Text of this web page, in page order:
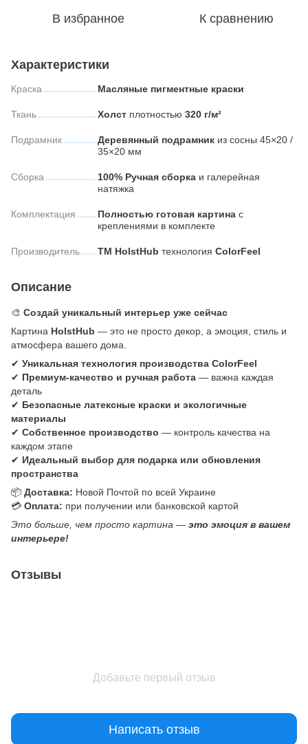
В избранное К сравнению
Характеристики
Краска Масляные пигментные краски
Ткань Холст плотностью 320 г/м²
Подрамник Деревянный подрамник из сосны 45×20 /
35×20 мм
Сборка 100% Ручная сборка и галерейная
натяжка
Комплектация Полностью готовая картина с
креплениями в комплекте
Производитель ТМ HolstHub технология ColorFeel
Описание
🎨 Создай уникальный интерьер уже сейчас
Картина HolstHub — это не просто декор, а эмоция, стиль и
атмосфера вашего дома.
✔ Уникальная технология производства ColorFeel
✔ Премиум-качество и ручная работа — важна каждая
деталь
✔ Безопасные латексные краски и экологичные
материалы
✔ Собственное производство — контроль качества на
каждом этапе
✔ Идеальный выбор для подарка или обновления
пространства
📦 Доставка: Новой Почтой по всей Украине
💳 Оплата: при получении или банковской картой
Это больше, чем просто картина — это эмоция в вашем
интерьере!
Отзывы
Добавьте первый отзыв
Написать отзыв